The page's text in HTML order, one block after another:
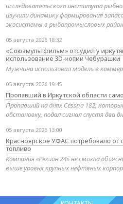
исследовательского института
изучили динамику формирования
экосистемы в рыбопромысловых
05 августа 2026 18:32
«Союзмультфильм» отсудил у
использование 3D-копии Чебурашки
Мужчина использовал модель в
05 августа 2026 19:45
Пропавший в Иркутской области
Пропавший на днях Cessna 182,
обстановку, подал сигнал спустя два
05 августа 2026 13:00
Красноярское УФАС потребовало от
топливо
Компания «Регион 24» не смогла
выше уровня крупных нефтяных